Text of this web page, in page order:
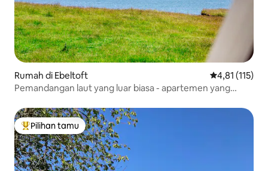
Rumah di Ebeltoft Nilai rata-rata
4,81 (115)
Pemandangan laut yang luar biasa - apartemen yang
Pilihan tamu terpopuler
Pilihan tamu